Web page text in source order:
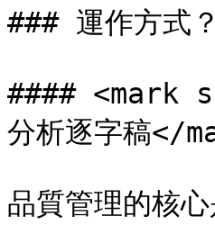
### 運作方式？
#### <mark
分析逐字稿</
品質管理的核